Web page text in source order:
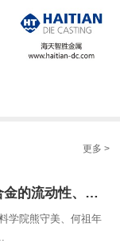
更多 >
​高压铸造铝合金的流动性、组织特征及解析模型（一）